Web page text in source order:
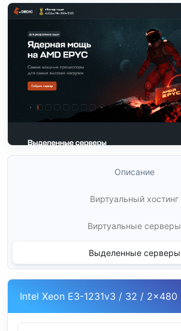
Описание
Виртуальный хостинг
Виртуальные серверы
Выделенные серверы
Intel Xeon E3-1231v3 / 32 / 2x480